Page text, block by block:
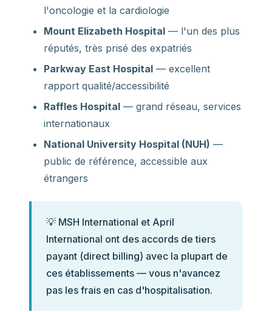
l'oncologie et la cardiologie
Mount Elizabeth Hospital — l'un des plus
réputés, très prisé des expatriés
Parkway East Hospital — excellent
rapport qualité/accessibilité
Raffles Hospital — grand réseau, services
internationaux
National University Hospital (NUH) —
public de référence, accessible aux
étrangers
💡 MSH International et April
International ont des accords de tiers
payant (direct billing) avec la plupart de
ces établissements — vous n'avancez
pas les frais en cas d'hospitalisation.